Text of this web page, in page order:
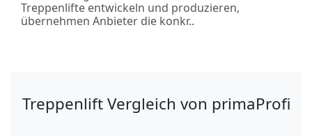
Treppenlifte entwickeln und produzieren,
übernehmen Anbieter die konkr..
Treppenlift Vergleich von primaProfi